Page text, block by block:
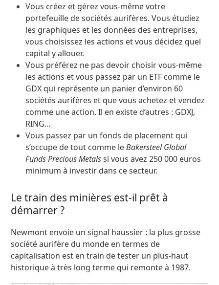
Vous créez et gérez vous-même votre
portefeuille de sociétés aurifères. Vous étudiez
les graphiques et les données des entreprises,
vous choisissez les actions et vous décidez quel
capital y allouer.
Vous préférez ne pas devoir choisir vous-même
les actions et vous passez par un ETF comme le
GDX qui représente un panier d’environ 60
sociétés aurifères et que vous achetez et vendez
comme une action. Il en existe d’autres : GDXJ,
RING…
Vous passez par un fonds de placement qui
s’occupe de tout comme leBakersteel Global
Funds Precious Metalssi vous avez 250 000 euros
minimum à investir dans ce secteur.
Le train des minières est-il prêt à
démarrer ?
Newmont envoie un signal haussier : la plus grosse
société aurifère du monde en termes de
capitalisation est en train de tester un plus-haut
historique à très long terme qui remonte à 1987.